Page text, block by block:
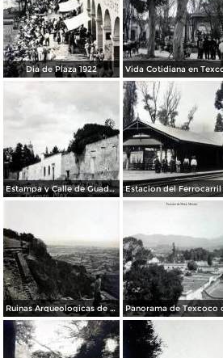
Dia de Plaza 1922
Estampa y Calle de Guadalupe 1922.
Ruinas Arqueologicas de Tetzotzinco Texcoco de Mora, México 1922.